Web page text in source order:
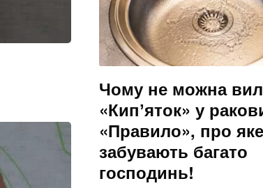
Чому не можна
«Кипʼяток» у
«Правило», про яке
забувають багато
господинь!